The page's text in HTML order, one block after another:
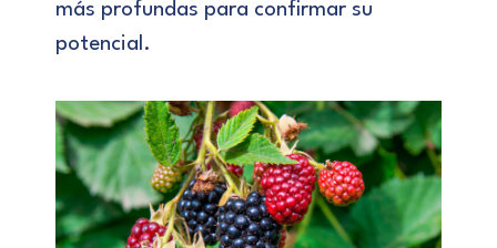
más profundas para confirmar su
potencial.